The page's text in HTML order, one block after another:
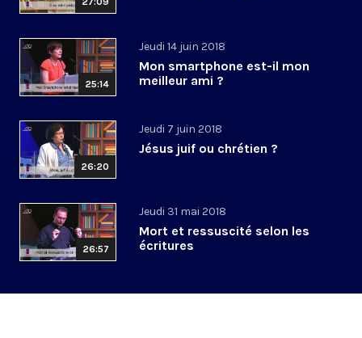
25:14
Jeudi 14 juin 2018
Mon smartphone est-il mon
meilleur ami ?
26:20
Jeudi 7 juin 2018
Jésus juif ou chrétien ?
26:57
Jeudi 31 mai 2018
Mort et ressuscité selon les
écritures